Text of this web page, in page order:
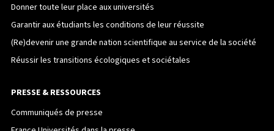
Donner toute leur place aux universités
Garantir aux étudiants les conditions de leur réussite
(Re)devenir une grande nation scientifique au service de la société
Réussir les transitions écologiques et sociétales
PRESSE & RESSOURCES
Communiqués de presse